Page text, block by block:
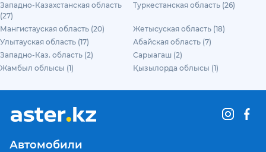
Западно-Казахстанская область
(27)
Туркестанская область (26)
Мангистауская область (20)
Жетысуская область (18)
Улытауская область (17)
Абайская область (7)
Западно-Каз. область (2)
Сарыагаш (2)
Жамбыл облысы (1)
Қызылорда облысы (1)
Автомобили